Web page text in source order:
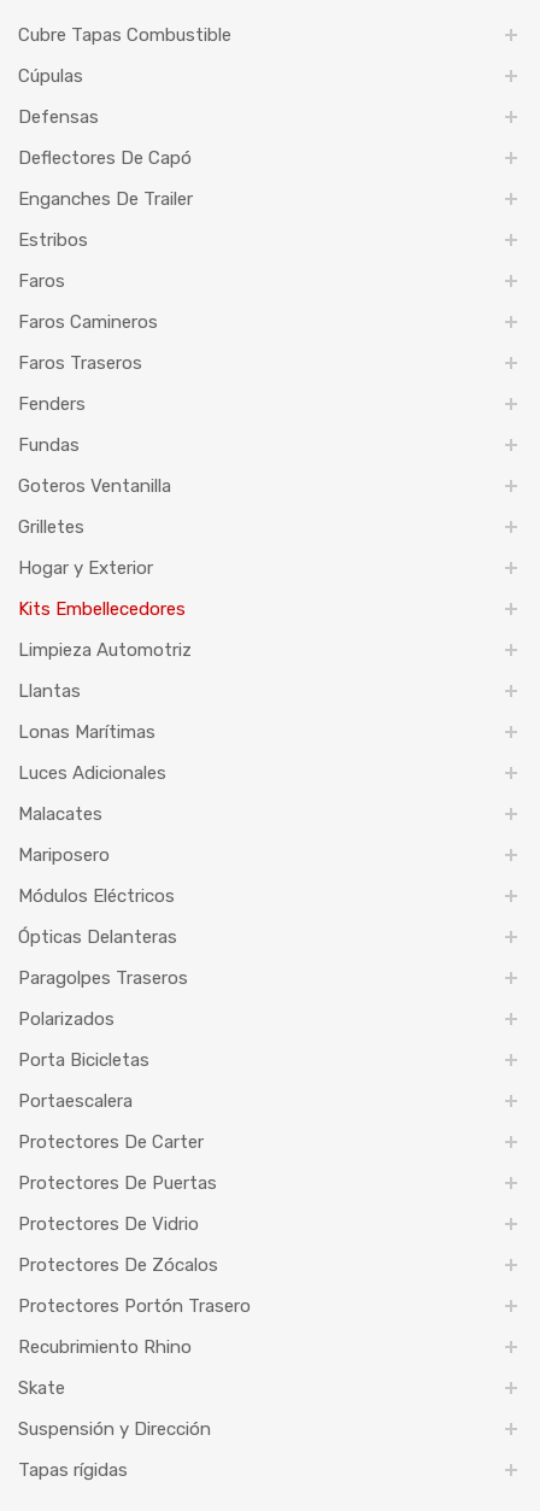
Cubre Tapas Combustible
Cúpulas
Defensas
Deflectores De Capó
Enganches De Trailer
Estribos
Faros
Faros Camineros
Faros Traseros
Fenders
Fundas
Goteros Ventanilla
Grilletes
Hogar y Exterior
Kits Embellecedores
Limpieza Automotriz
Llantas
Lonas Marítimas
Luces Adicionales
Malacates
Mariposero
Módulos Eléctricos
Ópticas Delanteras
Paragolpes Traseros
Polarizados
Porta Bicicletas
Portaescalera
Protectores De Carter
Protectores De Puertas
Protectores De Vidrio
Protectores De Zócalos
Protectores Portón Trasero
Recubrimiento Rhino
Skate
Suspensión y Dirección
Tapas rígidas